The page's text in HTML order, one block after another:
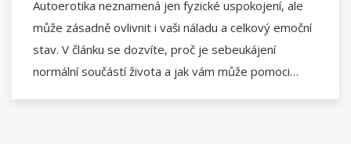
Autoerotika neznamená jen fyzické uspokojení, ale
může zásadně ovlivnit i vaši náladu a celkový emoční
stav. V článku se dozvíte, proč je sebeukájení
normální součástí života a jak vám může pomoci